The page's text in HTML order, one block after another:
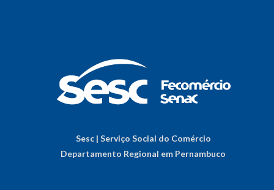
Sesc | Serviço Social do Comércio
Departamento Regional em Pernambuco